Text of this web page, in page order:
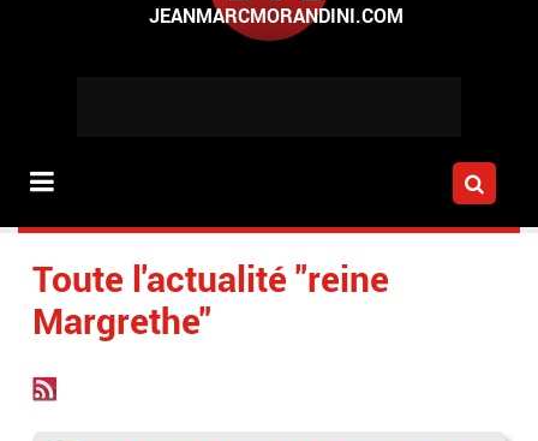
Toute l'actualité "reine
Margrethe"